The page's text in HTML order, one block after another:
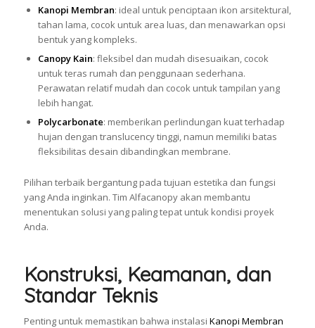
Kanopi Membran: ideal untuk penciptaan ikon arsitektural,
tahan lama, cocok untuk area luas, dan menawarkan opsi
bentuk yang kompleks.
Canopy Kain: fleksibel dan mudah disesuaikan, cocok
untuk teras rumah dan penggunaan sederhana.
Perawatan relatif mudah dan cocok untuk tampilan yang
lebih hangat.
Polycarbonate: memberikan perlindungan kuat terhadap
hujan dengan translucency tinggi, namun memiliki batas
fleksibilitas desain dibandingkan membrane.
Pilihan terbaik bergantung pada tujuan estetika dan fungsi
yang Anda inginkan. Tim Alfacanopy akan membantu
menentukan solusi yang paling tepat untuk kondisi proyek
Anda.
Konstruksi, Keamanan, dan
Standar Teknis
Penting untuk memastikan bahwa instalasi Kanopi Membran